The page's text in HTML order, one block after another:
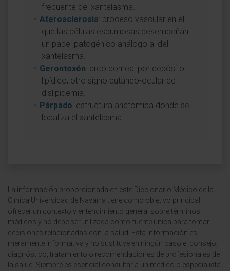
frecuente del xantelasma.
Aterosclerosis: proceso vascular en el
que las células espumosas desempeñan
un papel patogénico análogo al del
xantelasma.
Gerontoxón: arco corneal por depósito
lipídico, otro signo cutáneo-ocular de
dislipidemia.
Párpado: estructura anatómica donde se
localiza el xantelasma.
La información proporcionada en este Diccionario Médico de la
Clínica Universidad de Navarra tiene como objetivo principal
ofrecer un contexto y entendimiento general sobre términos
médicos y no debe ser utilizada como fuente única para tomar
decisiones relacionadas con la salud. Esta información es
meramente informativa y no sustituye en ningún caso el consejo,
diagnóstico, tratamiento o recomendaciones de profesionales de
la salud. Siempre es esencial consultar a un médico o especialista